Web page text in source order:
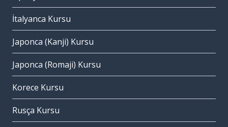
İtalyanca Kursu
Japonca (Kanji) Kursu
Japonca (Romaji) Kursu
Korece Kursu
Rusça Kursu